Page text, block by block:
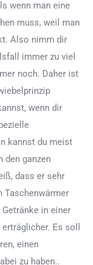
wenn man eine
muss, weil man
Also nimm dir
immer zu viel
noch. Daher ist
wenn dir
kannst du meist
den ganzen
dass er sehr
Taschenwärmer
in einer
Es soll
einen
zu haben..